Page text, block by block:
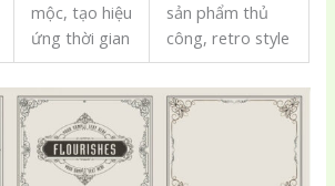
mộc, tạo hiệu
ứng thời gian
sản phẩm thủ
công, retro style